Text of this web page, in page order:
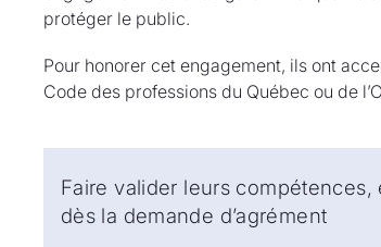
protéger le public.
Pour honorer cet engagement, ils ont
Code des professions du Québec ou de
Faire valider leurs compétences,
dès la demande d’agrément